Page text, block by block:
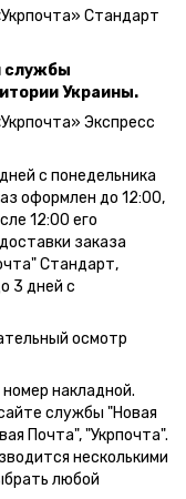
Стандарт
службы
Украины.
Экспресс
с понедельника
оформлен до 12:00,
12:00 его
заказа
Стандарт,
3 дней с
осмотр
накладной.
службы "Новая
Почта", "Укрпочта".
несколькими
любой